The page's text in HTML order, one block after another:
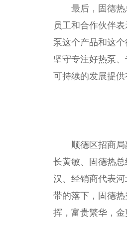
最后，固德热
员工和合作伙伴
泵这个产品和这
坚守专注好热泵
可持续的发展提供
顺德区招商局
长黄敏、固德热总
汉、经销商代表
带的落下，固德
挥，富贵繁华，金